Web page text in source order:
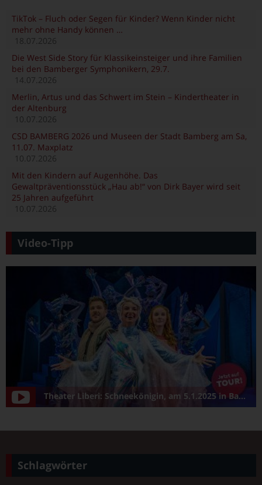
TikTok – Fluch oder Segen für Kinder? Wenn Kinder nicht
mehr ohne Handy können …
18.07.2026
Die West Side Story für Klassikeinsteiger und ihre Familien
bei den Bamberger Symphonikern, 29.7.
14.07.2026
Merlin, Artus und das Schwert im Stein – Kindertheater in
der Altenburg
10.07.2026
CSD BAMBERG 2026 und Museen der Stadt Bamberg am Sa,
11.07. Maxplatz
10.07.2026
Mit den Kindern auf Augenhöhe. Das
Gewaltpräventionsstück „Hau ab!“ von Dirk Bayer wird seit
25 Jahren aufgeführt
10.07.2026
Video-Tipp
Theater Liberi: Schneekönigin, am 5.1.2025 in Bamberg/Konzerthalle
Schlagwörter